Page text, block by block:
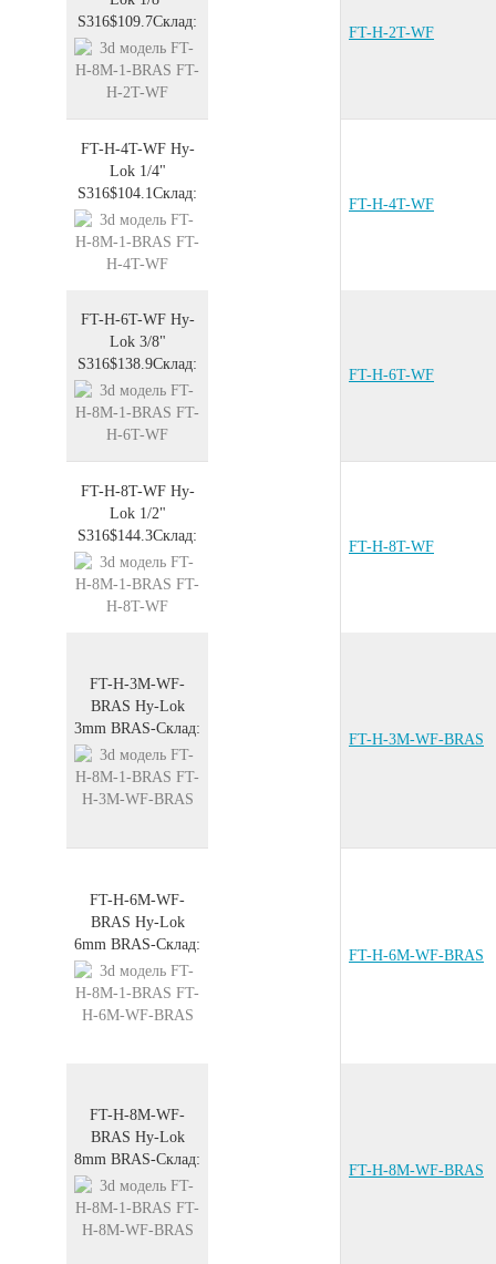
S316$109.7Склад:
FT-H-2T-WF
FT-H-4T-WFHy-
Lok 1/4"
S316$104.1Склад:
FT-H-4T-WF
FT-H-6T-WFHy-
Lok 3/8"
S316$138.9Склад:
FT-H-6T-WF
FT-H-8T-WFHy-
Lok 1/2"
S316$144.3Склад:
FT-H-8T-WF
FT-H-3M-WF-
BRAS Hy-Lok
3mm BRAS-Склад:
FT-H-3M-WF-BRAS
FT-H-6M-WF-
BRAS Hy-Lok
6mm BRAS-Склад:
FT-H-6M-WF-BRAS
FT-H-8M-WF-
BRAS Hy-Lok
8mm BRAS-Склад:
FT-H-8M-WF-BRAS